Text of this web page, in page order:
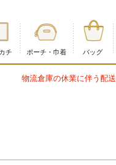
チ ポーチ・巾着 バッグ
物流倉庫の休業に伴う配